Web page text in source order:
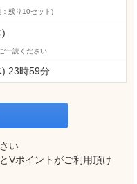
残り10セット)
)
一読ください
23時59分
い
Vポイントがご利用頂け